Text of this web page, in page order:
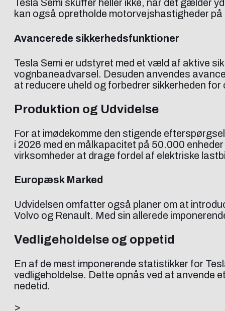
Tesla Semi skuffer heller ikke, når det gælder
kan også opretholde motorvejshastigheder
Avancerede sikkerhedsfunktioner
Tesla Semi er udstyret med et væld af aktive
vognbaneadvarsel. Desuden anvendes
at reducere uheld og forbedrer sikkerheden
Produktion og Udvidelse
For at imødekomme den stigende
i 2026 med en målkapacitet på 50.000
virksomheder at drage fordel af elektriske
Europæsk Marked
Udvidelsen omfatter også planer om at
Volvo og Renault. Med sin allerede
Vedligeholdelse og oppetid
En af de mest imponerende statistikker for
vedligeholdelse. Dette opnås ved at anvende
nedetid.
>